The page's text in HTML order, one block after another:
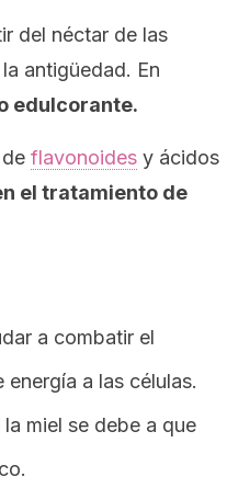
del néctar de las
antigüedad. En
edulcorante.
flavonoides y ácidos
el tratamiento de
a combatir el
a las células.
miel se debe a que